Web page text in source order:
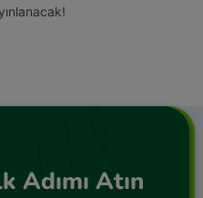
Adımı Atın